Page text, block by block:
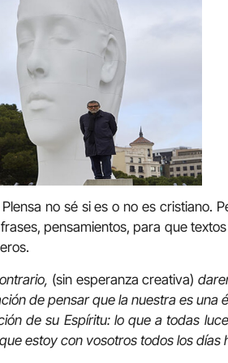
no sé si es o no es cristiano.
pensamientos, para que
(sin esperanza creativa)
de pensar que la nuestra es una
de su Espíritu: lo que a todas
estoy con vosotros todos los días